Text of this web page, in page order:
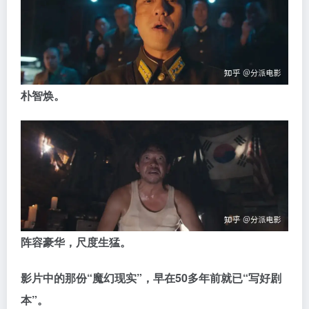
朴智焕。
阵容豪华，尺度生猛。
影片中的那份“魔幻现实”，早在50多年前就已“写好剧
本”。